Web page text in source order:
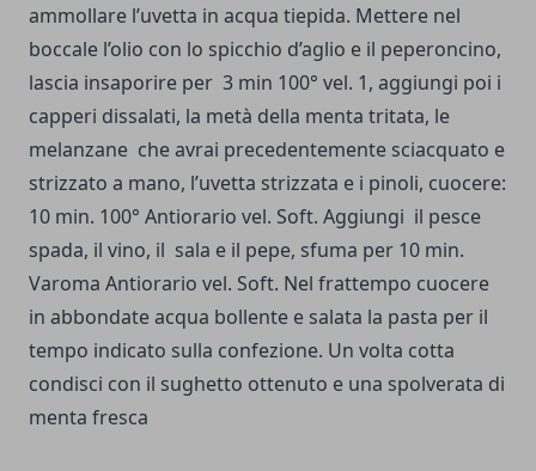
ammollare l’uvetta in acqua tiepida. Mettere nel
boccale l’olio con lo spicchio d’aglio e il peperoncino,
lascia insaporire per 3 min 100° vel. 1, aggiungi poi i
capperi dissalati, la metà della menta tritata, le
melanzane che avrai precedentemente sciacquato e
strizzato a mano, l’uvetta strizzata e i pinoli, cuocere:
10 min. 100° Antiorario vel. Soft. Aggiungi il pesce
spada, il vino, il sala e il pepe, sfuma per 10 min.
Varoma Antiorario vel. Soft. Nel frattempo cuocere
in abbondate acqua bollente e salata la pasta per il
tempo indicato sulla confezione. Un volta cotta
condisci con il sughetto ottenuto e una spolverata di
menta fresca